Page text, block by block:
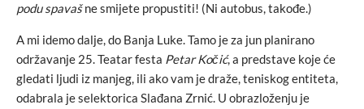
podu spavašne smijete propustiti! (Ni autobus, takođe.)
A mi idemo dalje, do Banja Luke. Tamo je za jun planirano
održavanje 25. Teatar festa Petar Kočić, a predstave koje će
gledati ljudi iz manjeg, ili ako vam je draže, teniskog entiteta,
odabrala je selektorica Slađana Zrnić. U obrazloženju je